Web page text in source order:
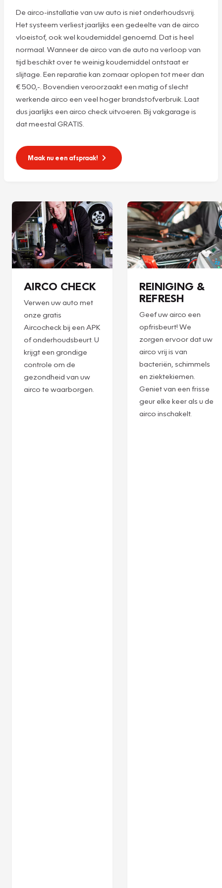
De airco-installatie van uw auto is niet onderhoudsvrij.
Het systeem verliest jaarlijks een gedeelte van de airco
vloeistof, ook wel koudemiddel genoemd. Dat is heel
normaal. Wanneer de airco van de auto na verloop van
tijd beschikt over te weinig koudemiddel ontstaat er
slijtage. Een reparatie kan zomaar oplopen tot meer dan
€ 500,-. Bovendien veroorzaakt een matig of slecht
werkende airco een veel hoger brandstofverbruik. Laat
dus jaarlijks een airco check uitvoeren. Bij vakgarage is
dat meestal GRATIS.
Maak nu een afspraak!
AIRCO CHECK
Verwen uw auto met
onze gratis
Aircocheck bij een APK
of onderhoudsbeurt. U
krijgt een grondige
controle om de
gezondheid van uw
airco te waarborgen.
REINIGING &
REFRESH
Geef uw airco een
opfrisbeurt! We
zorgen ervoor dat uw
airco vrij is van
bacteriën, schimmels
en ziektekiemen.
Geniet van een frisse
geur elke keer als u de
airco inschakelt.